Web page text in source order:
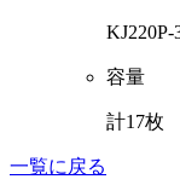
容量
計17枚
一覧に戻る